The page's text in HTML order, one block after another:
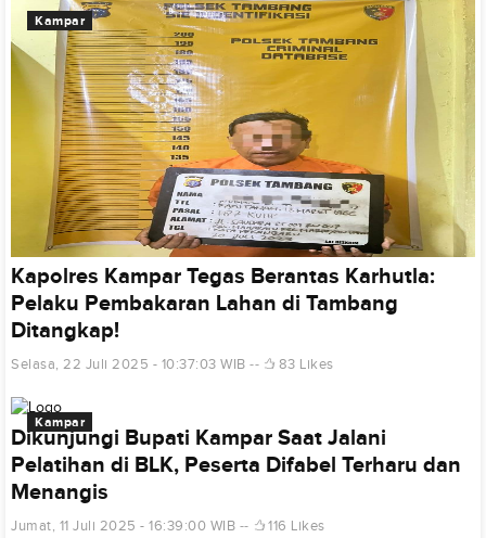
Kampar
Kapolres Kampar Tegas Berantas Karhutla:
Pelaku Pembakaran Lahan di Tambang
Ditangkap!
Selasa, 22 Juli 2025 - 10:37:03 WIB 83 Likes
Kampar
Dikunjungi Bupati Kampar Saat Jalani
Pelatihan di BLK, Peserta Difabel Terharu dan
Menangis
Jumat, 11 Juli 2025 - 16:39:00 WIB 116 Likes